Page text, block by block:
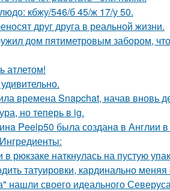
кбжу/546/б 45/ж 17/у 50.
друг друга в реальной жизни.
дом пятиметровым забором,
атлетом!
времена Snapchat, начав вновь
но теперь в ig.
Peelp50 была созданa в Англии в
рюкзаке наткнулась на пустую
татуировки, кардинально меняя
нашли своего идеального